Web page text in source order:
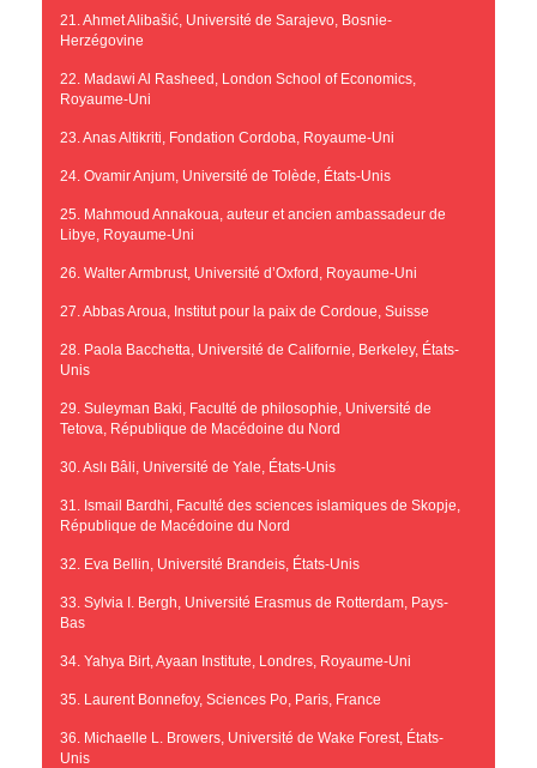
21. Ahmet Alibašić, Université de Sarajevo, Bosnie-
Herzégovine
22. Madawi Al Rasheed, London School of Economics,
Royaume-Uni
23. Anas Altikriti, Fondation Cordoba, Royaume-Uni
24. Ovamir Anjum, Université de Tolède, États-Unis
25. Mahmoud Annakoua, auteur et ancien ambassadeur de
Libye, Royaume-Uni
26. Walter Armbrust, Université d’Oxford, Royaume-Uni
27. Abbas Aroua, Institut pour la paix de Cordoue, Suisse
28. Paola Bacchetta, Université de Californie, Berkeley, États-
Unis
29. Suleyman Baki, Faculté de philosophie, Université de
Tetova, République de Macédoine du Nord
30. Aslı Bâli, Université de Yale, États-Unis
31. Ismail Bardhi, Faculté des sciences islamiques de Skopje,
République de Macédoine du Nord
32. Eva Bellin, Université Brandeis, États-Unis
33. Sylvia I. Bergh, Université Erasmus de Rotterdam, Pays-
Bas
34. Yahya Birt, Ayaan Institute, Londres, Royaume-Uni
35. Laurent Bonnefoy, Sciences Po, Paris, France
36. Michaelle L. Browers, Université de Wake Forest, États-
Unis